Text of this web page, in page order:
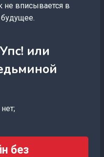
не вписывается в
или
без